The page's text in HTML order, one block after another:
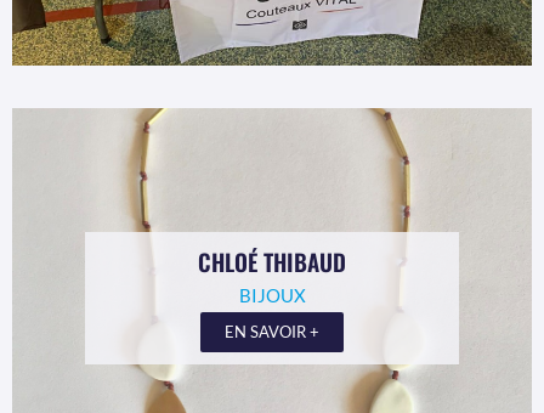
CHLOÉ THIBAUD
BIJOUX
EN SAVOIR +